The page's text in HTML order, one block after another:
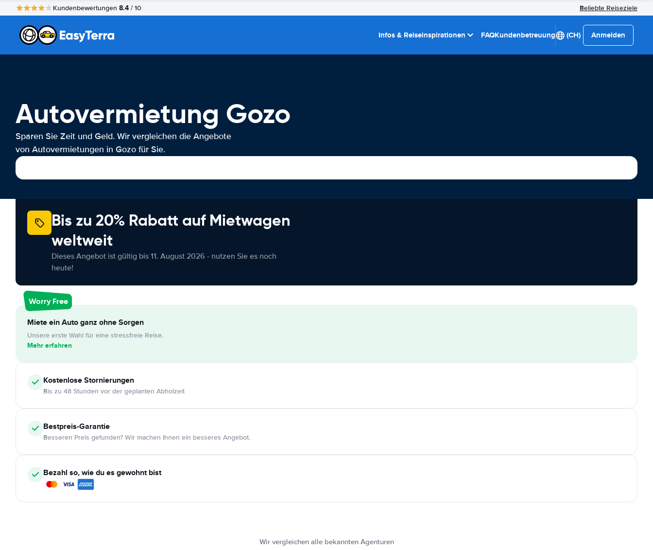
Kundenbewertungen 8.4 / 10 Beliebte Reiseziele
Infos & Reiseinspirationen FAQKundenbetreuung (CH) Anmelden
Autovermietung Gozo
Sparen Sie Zeit und Geld. Wir vergleichen die Angebote
von Autovermietungen in Gozo für Sie.
Bis zu 20% Rabatt auf Mietwagen
weltweit
Dieses Angebot ist gültig bis 11. August 2026 - nutzen Sie es noch
heute!
Worry Free
Miete ein Auto ganz ohne Sorgen
Unsere erste Wahl für eine stressfreie Reise.
Mehr erfahren
KostenloseStornierungen
Bis zu 48 Stunden vor der geplanten Abholzeit
Bestpreis-Garantie
Besseren Preis gefunden? Wir machen Ihnen ein besseres Angebot.
Bezahl so, wie du es gewohnt bist
Wir vergleichen alle bekannten Agenturen